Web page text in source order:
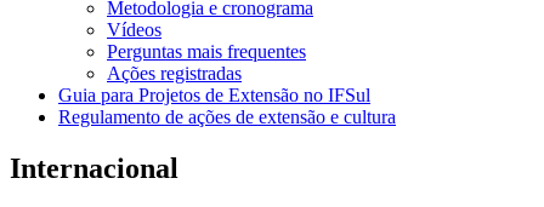
Metodologia e cronograma
Vídeos
Perguntas mais frequentes
Ações registradas
Guia para Projetos de Extensão no IFSul
Regulamento de ações de extensão e cultura
Internacional